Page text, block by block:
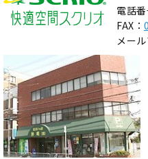
電話番
FAX：
メール